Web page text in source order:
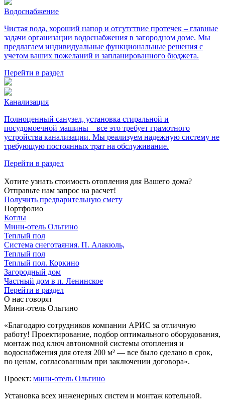
Водоснабжение
Чистая вода, хороший напор и отсутствие протечек – главные
задачи организации водоснабжения в загородном доме. Мы
предлагаем индивидуальные функциональные решения с
учетом ваших пожеланий и запланированного бюджета.
Перейти в раздел
Канализация
Полноценный санузел, установка стиральной и
посудомоечной машины – все это требует грамотного
устройства канализации. Мы реализуем надежную систему не
требующую постоянных трат на обслуживание.
Перейти в раздел
Хотите узнать стоимость отопления для Вашего дома?
Отправьте нам запрос на расчет!
Получить предварительную смету
Портфолио
Котлы
Мини‑‏отель Ольгино
Теплый пол
Система снеготаяния. П. Алакюль,
Теплый пол
Теплый пол. Коркино
Загородный дом
Частный дом в п. Ленинское
Перейти в раздел
О нас говорят
Мини-отель Ольгино
«Благодарю сотрудников компании АРИС за отличную
работу! Проектирование, подбор оптимального оборудования,
монтаж под ключ автономной системы отопления и
водоснабжения для отеля 200 м² — все было сделано в срок,
по ценам, согласованным при заключении договора».
Проект: мини-отель Ольгино
Установка всех инженерных систем и монтаж котельной.